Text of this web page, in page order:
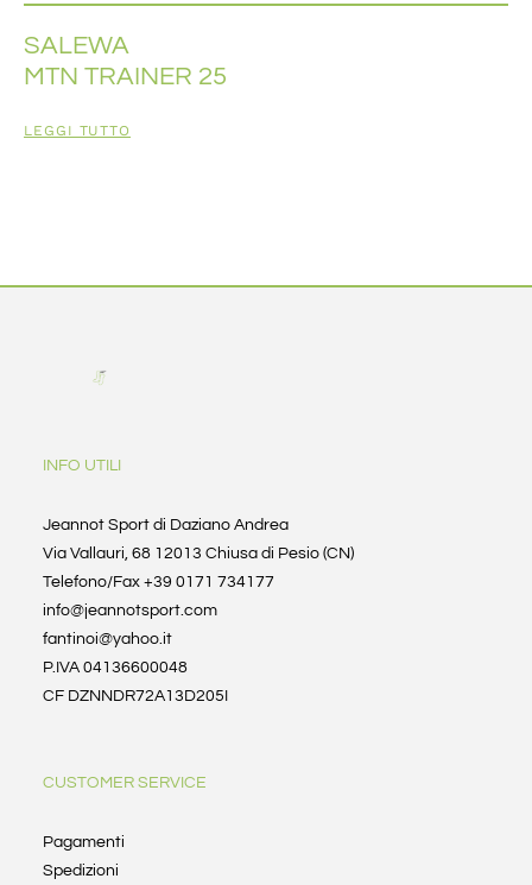
SALEWA
MTN TRAINER 25
LEGGI TUTTO
INFO UTILI
Jeannot Sport di Daziano Andrea
Via Vallauri, 68 12013 Chiusa di Pesio (CN)
Telefono/Fax +39 0171 734177
info@jeannotsport.com
fantinoi@yahoo.it
P.IVA 04136600048
CF DZNNDR72A13D205I
CUSTOMER SERVICE
Pagamenti
Spedizioni